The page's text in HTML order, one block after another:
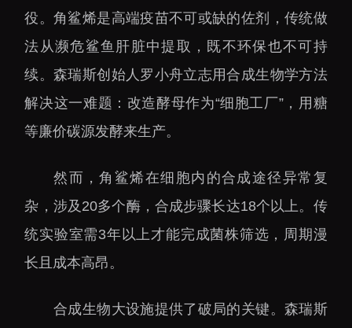
役。角鲨烯是高端疫苗不可或缺的佐剂，传统做
法从濒危鲨鱼肝脏中提取，既不环保也不可持
续。森瑞斯创始人罗小舟立志用合成生物学方法
解决这一难题：改造酵母作为“细胞工厂”，用糖
等廉价碳源发酵来生产。
然而，角鲨烯在细胞内的合成途径异常复
杂，涉及20多个酶，合成步骤长达18个以上。传
统实验室需3年以上才能完成菌株筛选，周期漫
长且成本高昂。
合成生物大设施提供了破局的关键。森瑞斯